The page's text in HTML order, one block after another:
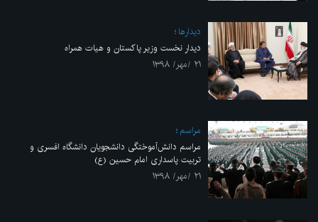
ديدارها
دیدار نخست وزیر پاکستان و هیات همراه
۲۱ /مهر/ ۱۳۹۸
مراسم
مراسم دانش‌آموختگی دانشجویان دانشگاه افسری و
تربیت پاسداری امام حسین (ع)
۲۱ /مهر/ ۱۳۹۸